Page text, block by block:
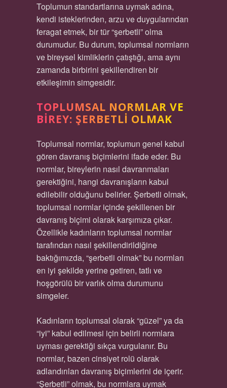
Toplumun standartlarına uymak adına,
kendi isteklerinden, arzu ve duygularından
feragat etmek, bir tür “şerbetli” olma
durumudur. Bu durum, toplumsal normların
ve bireysel kimliklerin çatıştığı, ama aynı
zamanda birbirini şekillendiren bir
etkileşimin simgesidir.
TOPLUMSAL NORMLAR VE
BIREY: ŞERBETLI OLMAK
Toplumsal normlar, toplumun genel kabul
gören davranış biçimlerini ifade eder. Bu
normlar, bireylerin nasıl davranmaları
gerektiğini, hangi davranışların kabul
edilebilir olduğunu belirler. Şerbetli olmak,
toplumsal normlar içinde şekillenen bir
davranış biçimi olarak karşımıza çıkar.
Özellikle kadınların toplumsal normlar
tarafından nasıl şekillendirildiğine
baktığımızda, “şerbetli olmak” bu normları
en iyi şekilde yerine getiren, tatlı ve
hoşgörülü bir varlık olma durumunu
simgeler.
Kadınların toplumsal olarak “güzel” ya da
“iyi” kabul edilmesi için belirli normlara
uyması gerektiği sıkça vurgulanır. Bu
normlar, bazen cinsiyet rolü olarak
adlandırılan davranış biçimlerini de içerir.
“Şerbetli” olmak, bu normlara uymak